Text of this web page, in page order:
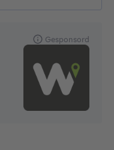
Gesponsord